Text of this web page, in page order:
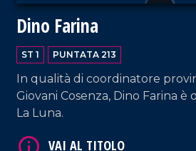
Dino Farina
ST 1 PUNTATA 213
In qualità di coordinatore
Giovani Cosenza, Dino Farina è
La Luna.